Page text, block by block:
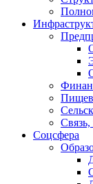
Связь,
Соцсфера